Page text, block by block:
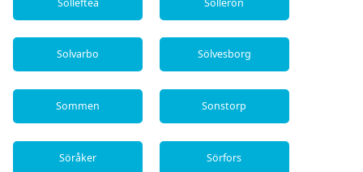
Solvarbo Sölvesborg
Sommen Sonstorp
Söråker Sörfors